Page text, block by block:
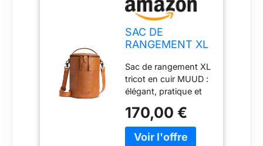
SAC DE
RANGEMENT XL
TRICOT -
SATURN XL -
MUUD
Sac de rangement XL
tricot en cuir MUUD :
élégant, pratique et
organiser et
transporter
facilement votre
170,00 €